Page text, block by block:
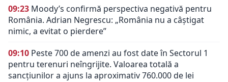
09:23 Moody’s confirmă perspectiva negativă pentru
România. Adrian Negrescu: „România nu a câștigat
nimic, a evitat o pierdere”
09:10 Peste 700 de amenzi au fost date în Sectorul 1
pentru terenuri neîngrijite. Valoarea totală a
sancțiunilor a ajuns la aproximativ 760.000 de lei